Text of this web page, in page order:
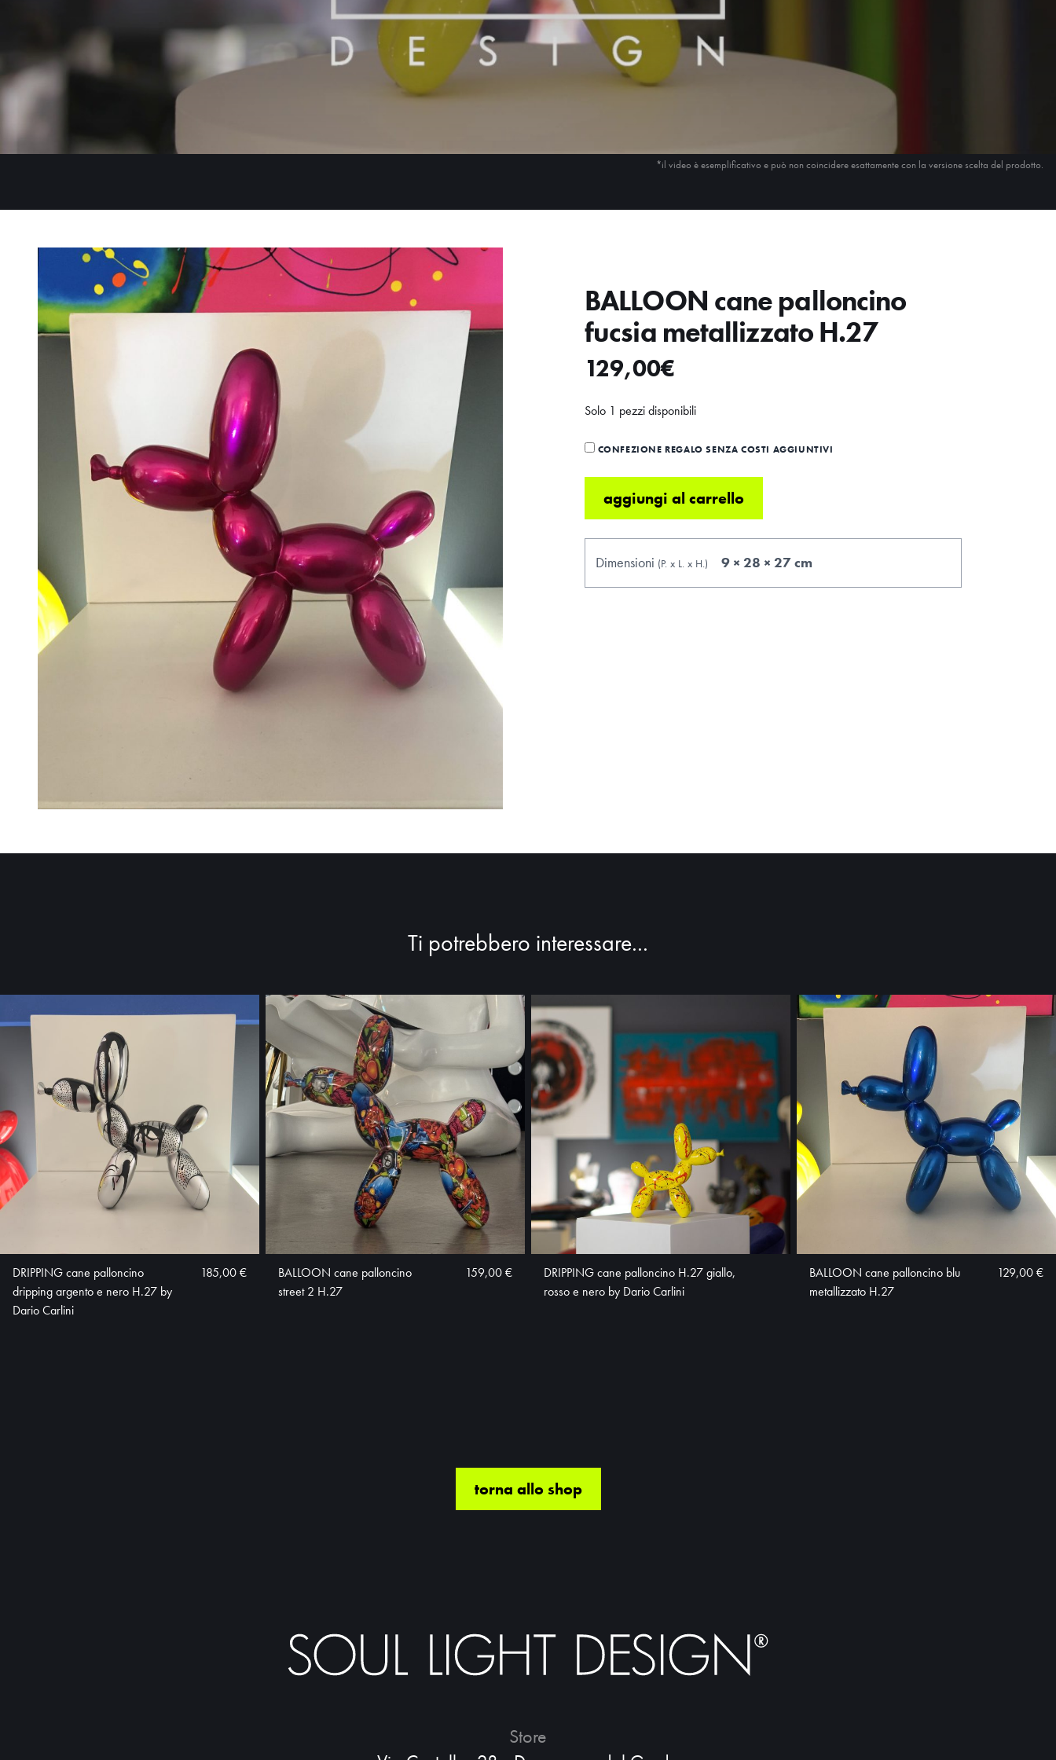
*il video è esemplificativo e può non coincidere esattamente con la versione scelta del prodotto.
BALLOON cane palloncino
fucsia metallizzato H.27
129,00€
Solo 1 pezzi disponibili
CONFEZIONE REGALO SENZA COSTI AGGIUNTIVI
aggiungi al carrello
Dimensioni (P. x L. x H.) 9 × 28 × 27 cm
Ti potrebbero interessare...
DRIPPING cane palloncino
dripping argento e nero H.27 by
Dario Carlini
185,00 €
BALLOON cane palloncino
street 2 H.27
159,00 €
DRIPPING cane palloncino H.27 giallo,
rosso e nero by Dario Carlini
BALLOON cane palloncino blu
metallizzato H.27
129,00 €
torna allo shop
Store